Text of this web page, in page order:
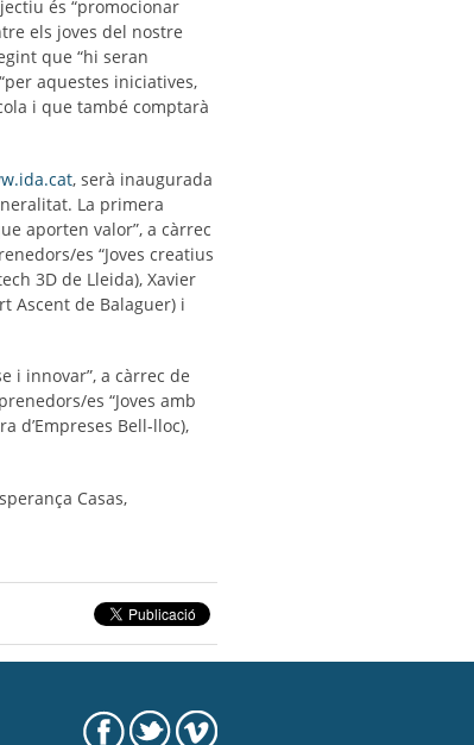
és “promocionar
els joves del nostre
que “hi seran
aquestes iniciatives,
i que també comptarà
, serà inaugurada
La primera
aporten valor”, a càrrec
es “Joves creatius
3D de Lleida), Xavier
Ascent de Balaguer) i
i innovar”, a càrrec de
es “Joves amb
d’Em­preses Bell-lloc),
Casas,